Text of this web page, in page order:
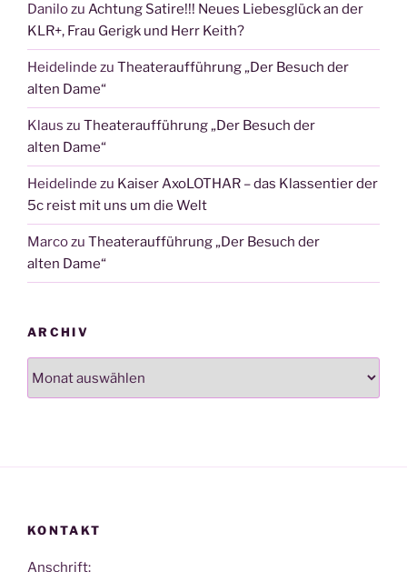
Danilozu Achtung Satire!!! Neues Liebesglück an der
KLR+, Frau Gerigk und Herr Keith?
Heidelinde zu Theateraufführung „Der Besuch der
alten Dame“
Klaus zu Theateraufführung „Der Besuch der
alten Dame“
Heidelinde zu Kaiser AxoLOTHAR – das Klassentier der
5c reist mit uns um die Welt
Marcozu Theateraufführung „Der Besuch der
alten Dame“
ARCHIV
KONTAKT
Anschrift: